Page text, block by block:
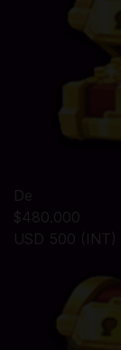
De
$480.000
USD 500 (INT)